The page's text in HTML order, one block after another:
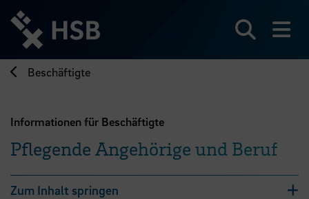
zum
Seiteninhalt
springen
Beschäftigte
Informationen für Beschäftigte
Pflegende Angehörige und Beruf
Zum Inhalt springen